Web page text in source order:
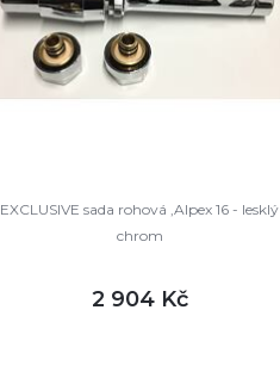
EXCLUSIVE sada rohová ,Alpex 16 - lesklý
chrom
2 904 Kč